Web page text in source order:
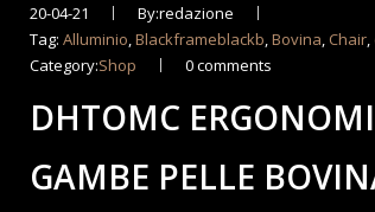
20-04-21
By:redazione
Tag:Alluminio,Blackframeblackb,Bovina, Chair,
Category:Shop 0 comments
DHTOMC
GAMBE PELLE